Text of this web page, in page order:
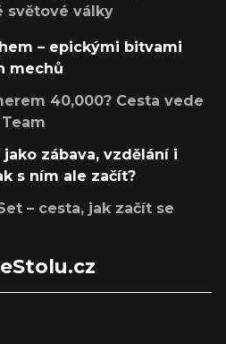
světové války
– epickými bitvami
mechů
40,000? Cesta vede
zábava, vzdělání i
s ním ale začít?
– cesta, jak začít se